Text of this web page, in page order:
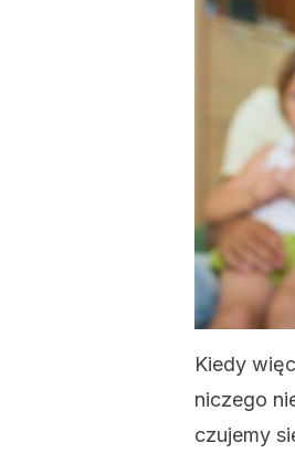
Kiedy
niczego
czujemy